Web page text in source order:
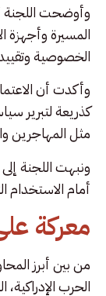
وأوضحت اللجنة
المسيرة وأجهزة
الخصوصية
وأكدت أن
كذريعة لتبرير
مثل المهاجرين
ونبهت اللجنة
أمام الاستخدام
معركة
من بين أبرز
الحرب